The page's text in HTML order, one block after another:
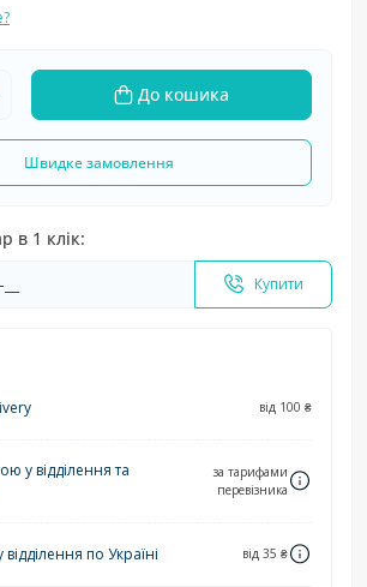
До кошика
Швидке замовлення
в 1 клік:
Купити
від 100 ₴
у відділення та
за тарифами
перевізника
по Україні від 35 ₴